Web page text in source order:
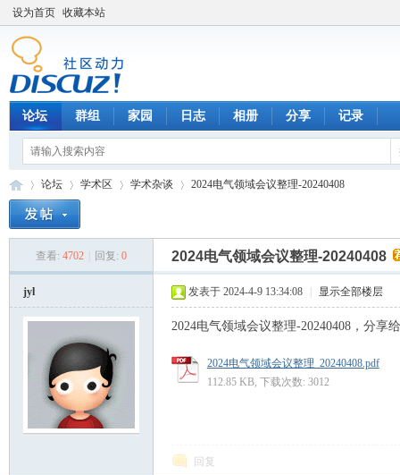
设为首页 收藏本站
论坛 群组 家园 日志 相册 分享 记录
论坛
›
学术区
›
学术杂谈
›
2024电气领域会议整理-20240408
查看: 4702 回复: 0 2024电气领域会议整理-20240408
jyl 发表于 2024-4-9 13:34:08 显示全部楼层
2024电气领域会议整理-20240408，分享
2024电气领域会议整理_20240408.pdf
112.85 KB, 下载次数: 3012
回复